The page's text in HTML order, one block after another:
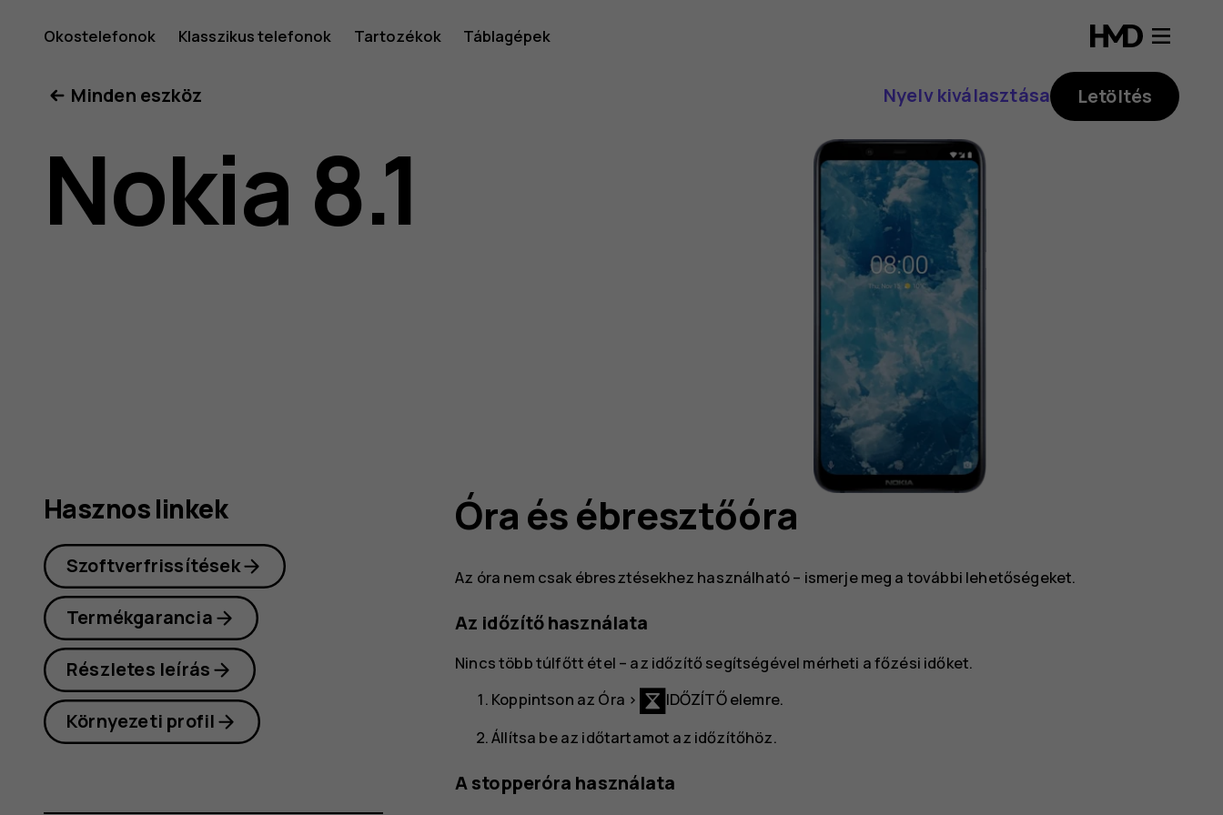
Nokia
8.1
felhasználói
Okostelefonok Klasszikus telefonok Tartozékok Táblagépek
Minden eszköz Nyelv kiválasztása Letöltés
Nokia 8.1
Óra és ébresztőóra
Az óra nem csak ébresztésekhez használható – ismerje meg a további lehetőségeket.
Az időzítő használata
Nincs több túlfőtt étel – az időzítő segítségével mérheti a főzési időket.
Koppintson az Óra > IDŐZÍTŐelemre.
Állítsa be az időtartamot az időzítőhöz.
A stopperóra használata
Hasznos linkek
Szoftverfrissítések
Termékgarancia
Részletes leírás
Környezeti profil